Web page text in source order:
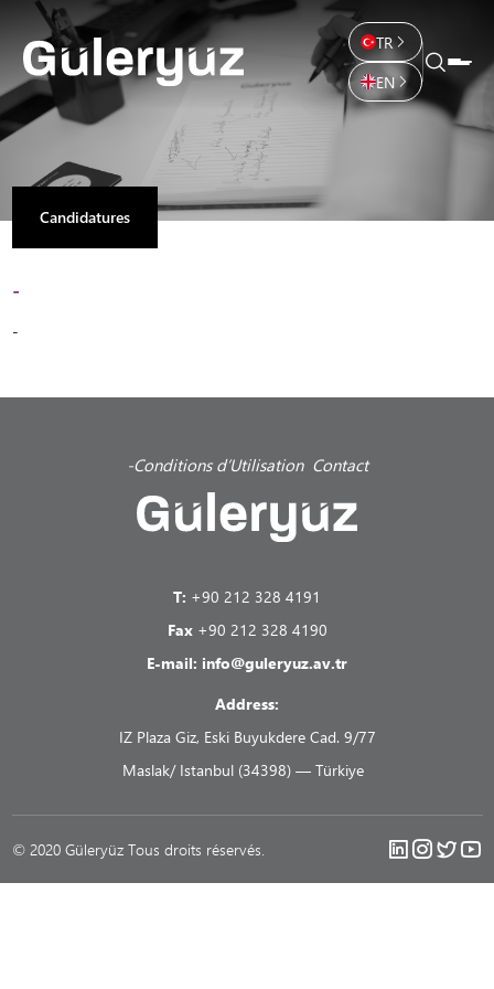
TR
EN
Candidatures
-
-
-Conditions d’Utilisation Contact
T: +90 212 328 4191
Fax +90 212 328 4190
E-mail: info@guleryuz.av.tr
Address:
IZ Plaza Giz, Eski Buyukdere Cad. 9/77
Maslak/ Istanbul (34398) — Türkiye
© 2020 Güleryüz Tous droits réservés.